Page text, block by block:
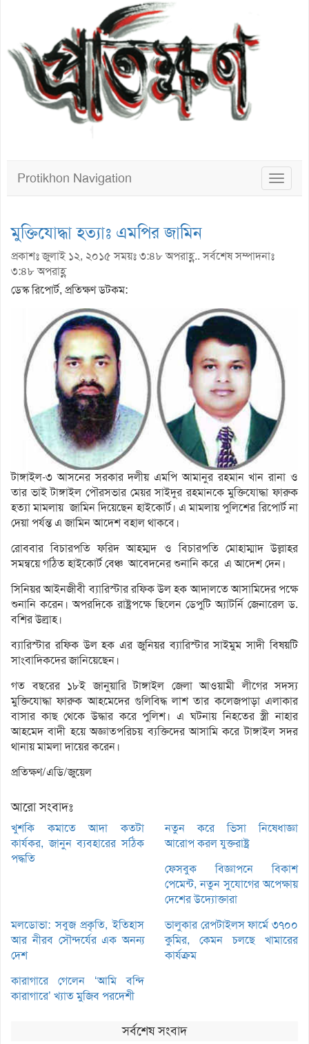
Toggle
Protikhon Navigation
মুক্তিযোদ্ধা হত্যাঃ এমপির জামিন
প্রকাশঃ জুলাই ১২, ২০১৫ সময়ঃ ৩:৪৮ অপরাহ্ণ.. সর্বশেষ সম্পাদনাঃ
৩:৪৮ অপরাহ্ণ
ডেস্ক রিপোর্ট, প্রতিক্ষণ ডটকম:
টাঙ্গাইল-৩ আসনের সরকার দলীয় এমপি আমানুর রহমান খান রানা ও
তার ভাই টাঙ্গাইল পৌরসভার মেয়র সাইদুর রহমানকে মুক্তিযোদ্ধা ফারুক
হত্যা মামলায় জামিন দিয়েছেন হাইকোর্ট। এ মামলায় পুলিশের রিপোর্ট না
দেয়া পর্যন্ত এ জামিন আদেশ বহাল থাকবে।
রোববার বিচারপতি ফরিদ আহম্মদ ও বিচারপতি মোহাম্মাদ উল্লাহর
সমন্বয়ে গঠিত হাইকোর্ট বেঞ্চ আবেদনের শুনানি করে এ আদেশ দেন।
সিনিয়র আইনজীবী ব্যারিস্টার রফিক উল হক আদালতে আসামিদের পক্ষে
শুনানি করেন। অপরদিকে রাষ্ট্রপক্ষে ছিলেন ডেপুটি অ্যাটর্নি জেনারেল ড.
বশির উল্রাহ।
ব্যারিস্টার রফিক উল হক এর জুনিয়র ব্যারিস্টার সাইমুম সাদী বিষয়টি
সাংবাদিকদের জানিয়েছেন।
গত বছরের ১৮ই জানুয়ারি টাঙ্গাইল জেলা আওয়ামী লীগের সদস্য
মুক্তিযোদ্ধা ফারুক আহমেদের গুলিবিদ্ধ লাশ তার কলেজপাড়া এলাকার
বাসার কাছ থেকে উদ্ধার করে পুলিশ। এ ঘটনায় নিহতের স্ত্রী নাহার
আহমেদ বাদী হয়ে অজ্ঞাতপরিচয় ব্যক্তিদের আসামি করে টাঙ্গাইল সদর
থানায় মামলা দায়ের করেন।
প্রতিক্ষণ/এডি/জুয়েল
আরো সংবাদঃ
খুশকি কমাতে আদা কতটা
কার্যকর, জানুন ব্যবহারের সঠিক
পদ্ধতি
নতুন করে ভিসা নিষেধাজ্ঞা
আরোপ করল যুক্তরাষ্ট্র
ফেসবুক বিজ্ঞাপনে বিকাশ
পেমেন্ট, নতুন সুযোগের অপেক্ষায়
দেশের উদ্যোক্তারা
মলডোভা: সবুজ প্রকৃতি, ইতিহাস
আর নীরব সৌন্দর্যের এক অনন্য
দেশ
ভালুকার রেপটাইলস ফার্মে ৩৭০০
কুমির, কেমন চলছে খামারের
কার্যক্রম
কারাগারে গেলেন ‘আমি বন্দি
কারাগারে’ খ্যাত মুজিব পরদেশী
সর্বশেষ সংবাদ